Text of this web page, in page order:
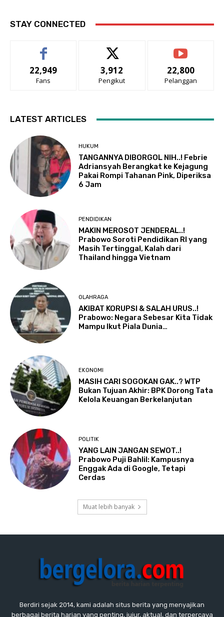
STAY CONNECTED
22,949
Fans
3,912
Pengikut
22,800
Pelanggan
LATEST ARTICLES
HUKUM
TANGANNYA DIBORGOL NIH..! Febrie
Adriansyah Berangkat ke Kejagung
Pakai Rompi Tahanan Pink, Diperiksa
6 Jam
PENDIDIKAN
MAKIN MEROSOT JENDERAL..!
Prabowo Soroti Pendidikan RI yang
Masih Tertinggal, Kalah dari
Thailand hingga Vietnam
OLAHRAGA
AKIBAT KORUPSI & SALAH URUS..!
Prabowo: Negara Sebesar Kita Tidak
Mampu Ikut Piala Dunia…
EKONOMI
MASIH CARI SOGOKAN GAK..? WTP
Bukan Tujuan Akhir: BPK Dorong Tata
Kelola Keuangan Berkelanjutan
POLITIK
YANG LAIN JANGAN SEWOT..!
Prabowo Puji Bahlil: Kampusnya
Enggak Ada di Google, Tetapi
Cerdas
Muat lebih banyak
Berdiri sejak 2014, kami adalah situs berita yang menyajikan
berbagai berita harian yang penting, jujur, aktual, dan terpercaya